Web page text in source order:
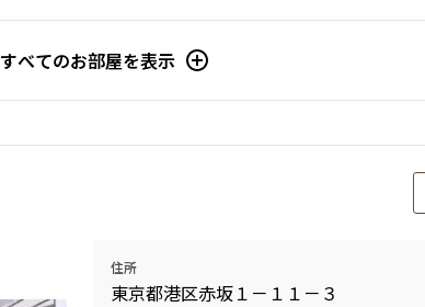
すべてのお部屋を表示
住所
東京都港区赤坂１－１１－３